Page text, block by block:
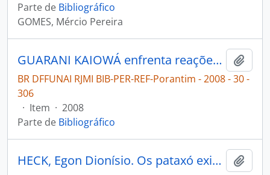
Parte de Bibliográfico
GOMES, Mércio Pereira
GUARANI KAIOWÁ enfrenta reações racistas [Porantim]
BR DFFUNAI RJMI BIB-PER-REF-Porantim - 2008 - 30 -
306
· Item · 2008
Parte de Bibliográfico
HECK, Egon Dionísio. Os pataxó exigem agilidade na demarcação de sua terra [Porantim]